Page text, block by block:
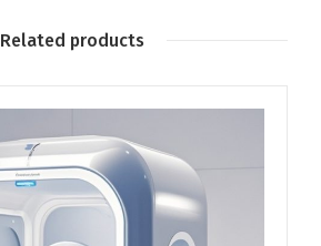
Related products